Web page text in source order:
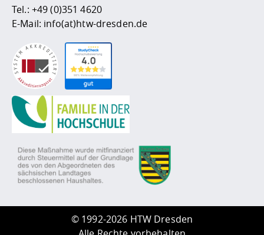
Tel.: +49 (0)351 4620
E-Mail: info(at)htw-dresden.de
© 1992-2026 HTW Dresden